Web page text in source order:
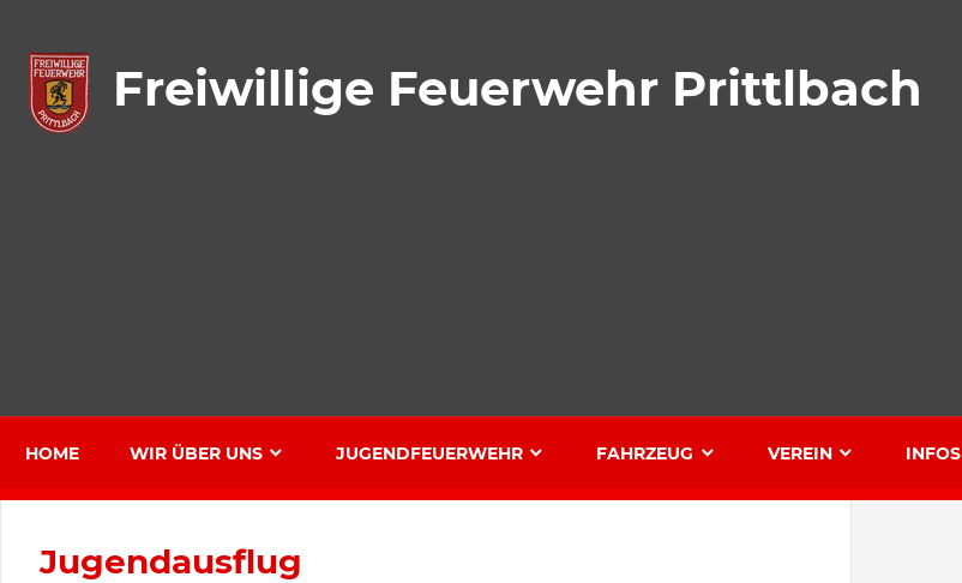
Inhalt
springen
Freiwillige Feuerwehr Prittlbach
HOME WIR ÜBER UNS JUGENDFEUERWEHR FAHRZEUG VEREIN INFOS
Jugendausflug